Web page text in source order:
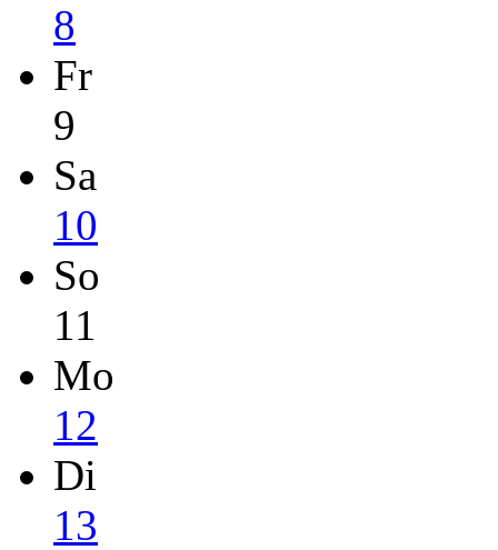
8
Fr
9
Sa
10
So
11
Mo
12
Di
13